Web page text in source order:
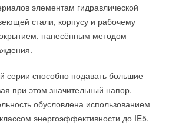
элементам гидравлической
стали, корпусу и рабочему
нанесённым методом
серии способно подавать большие
при этом значительный напор.
обусловлена использованием
энергоэффективности до IE5.